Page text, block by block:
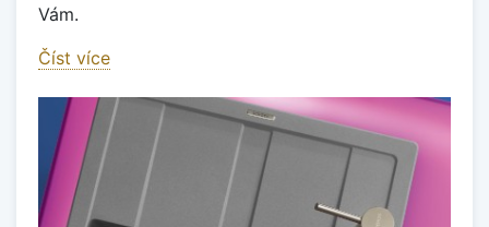
Vám.
Číst více